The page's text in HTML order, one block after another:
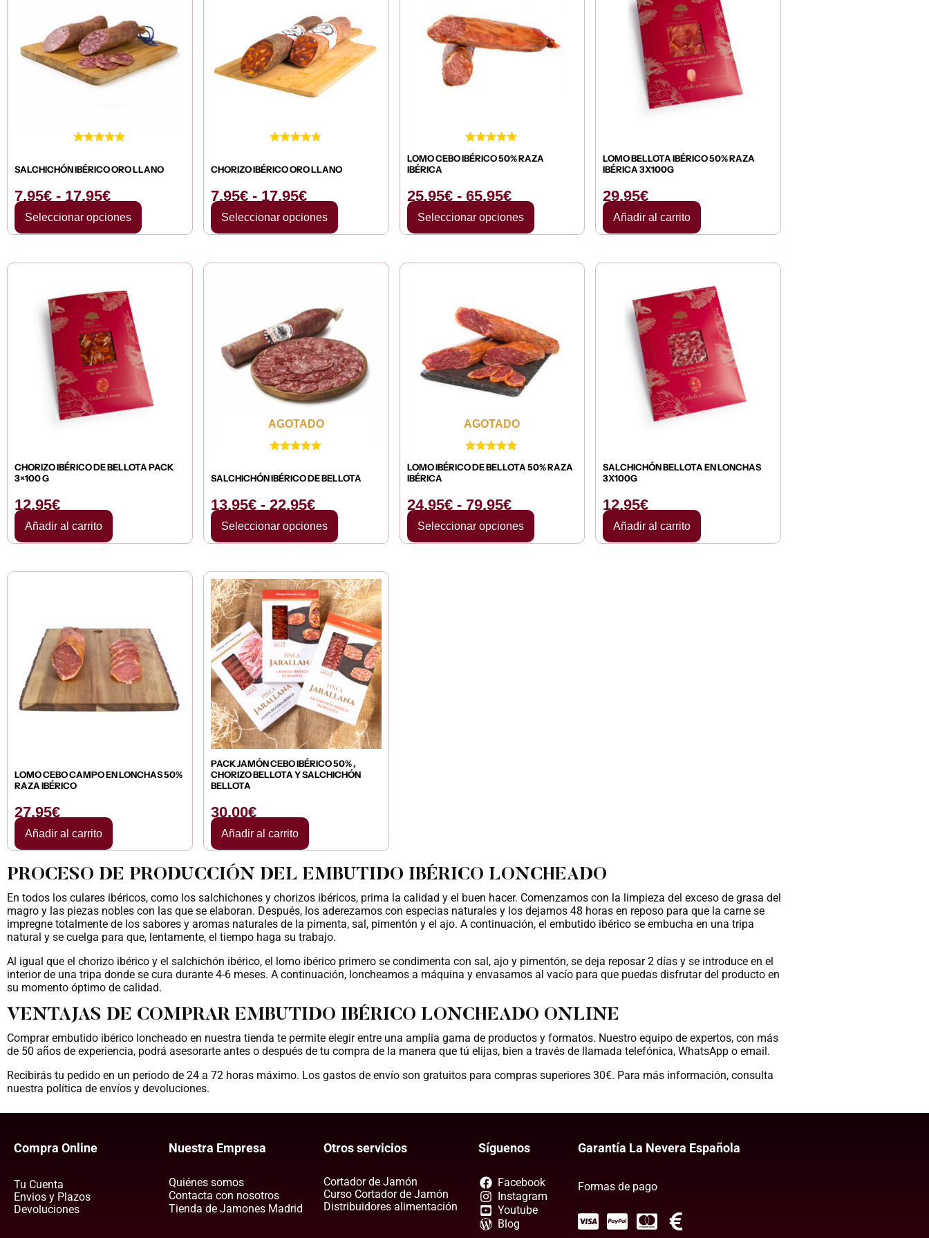
SALCHICHÓN IBÉRICO ORO LLANO
7,95€ - 17,95€
desde
7,95€
hasta
17,95€
Seleccionar opciones
CHORIZO IBÉRICO ORO LLANO
7,95€ - 17,95€
desde
7,95€
hasta
17,95€
Seleccionar opciones
LOMO CEBO IBÉRICO 50% RAZA
IBÉRICA
25,95€ - 65,95€
desde
25,95€
Seleccionar opciones
LOMO BELLOTA IBÉRICO 50% RAZA
IBÉRICA 3X100G
29,95€
Añadir al carrito
CHORIZO IBÉRICO DE BELLOTA PACK
3×100 G
12,95€
Añadir al carrito
AGOTADO
SALCHICHÓN IBÉRICO DE BELLOTA
13,95€ - 22,95€
precios:
desde
13,95€
hasta
22,95€
Seleccionar opciones
AGOTADO
LOMO IBÉRICO DE BELLOTA 50% RAZA
IBÉRICA
24,95€ - 79,95€
desde
24,95€
hasta
79,95€
Seleccionar opciones
SALCHICHÓN BELLOTA EN LONCHAS
3X100G
12,95€
Añadir al carrito
LOMO CEBO CAMPO EN LONCHAS 50%
RAZA IBÉRICO
27,95€
Añadir al carrito
PACK JAMÓN CEBO IBÉRICO 50% ,
CHORIZO BELLOTA Y SALCHICHÓN
BELLOTA
30,00€
Añadir al carrito
PROCESO DE PRODUCCIÓN DEL EMBUTIDO IBÉRICO LONCHEADO​
En todos los culares ibéricos, como los salchichones y chorizos ibéricos, prima la calidad y el buen hacer. Comenzamos con la limpieza del exceso de grasa del
magro y las piezas nobles con las que se elaboran. Después, los aderezamos con especias naturales y los dejamos 48 horas en reposo para que la carne se
impregne totalmente de los sabores y aromas naturales de la pimenta, sal, pimentón y el ajo. A continuación, el embutido ibérico se embucha en una tripa
natural y se cuelga para que, lentamente, el tiempo haga su trabajo.
Al igual que el chorizo ibérico y el salchichón ibérico, el lomo ibérico primero se condimenta con sal, ajo y pimentón, se deja reposar 2 días y se introduce en el
interior de una tripa donde se cura durante 4-6 meses. A continuación, loncheamos a máquina y envasamos al vacío para que puedas disfrutar del producto en
su momento óptimo de calidad.
VENTAJAS DE COMPRAR EMBUTIDO IBÉRICO LONCHEADO ONLINE​
Comprar embutido ibérico loncheado en nuestra tienda te permite elegir entre una amplia gama de productos y formatos. Nuestro equipo de expertos, con más
de 50 años de experiencia, podrá asesorarte antes o después de tu compra de la manera que tú elijas, bien a través de llamada telefónica, WhatsApp o email.
Recibirás tu pedido en un periodo de 24 a 72 horas máximo. Los gastos de envío son gratuitos para compras superiores 30€. Para más información, consulta
nuestra política de envíos y devoluciones.
Compra Online
Tu Cuenta
Envios y Plazos
Devoluciones
Nuestra Empresa
Quiénes somos
Contacta con nosotros
Tienda de Jamones Madrid
Otros servicios
Cortador de Jamón
Curso Cortador de Jamón
Distribuidores alimentación
Síguenos
Facebook
Instagram
Youtube
Blog
Garantía La Nevera Española
Formas de pago